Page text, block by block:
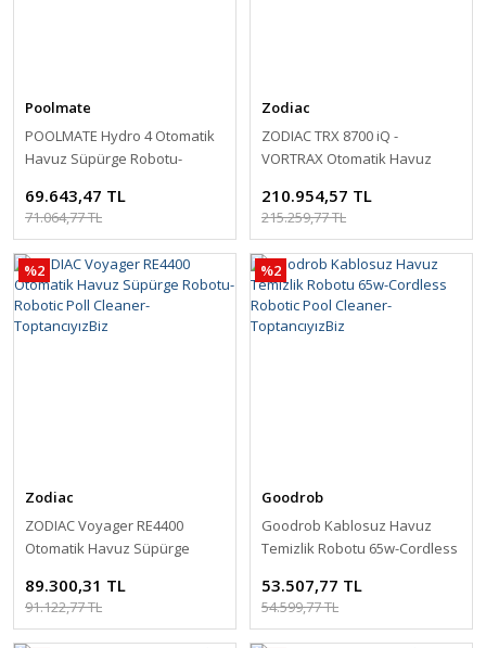
Poolmate
POOLMATE Hydro 4 Otomatik
Havuz Süpürge Robotu-
ToptancıyızBiz
69.643,47 TL
71.064,77 TL
Zodiac
ZODIAC TRX 8700 iQ -
VORTRAX Otomatik Havuz
Cleaner-ToptancıyızBiz
210.954,57 TL
215.259,77 TL
%2
Zodiac
ZODIAC Voyager RE4400
Otomatik Havuz Süpürge
ToptancıyızBiz
89.300,31 TL
91.122,77 TL
%2
Goodrob
Goodrob Kablosuz Havuz
Temizlik Robotu 65w-Cordless
ToptancıyızBiz
53.507,77 TL
54.599,77 TL